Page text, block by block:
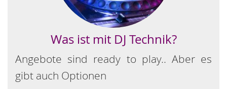
Was ist mit DJ Technik?
Angebote sind ready to play.. Aber es
gibt auch Optionen